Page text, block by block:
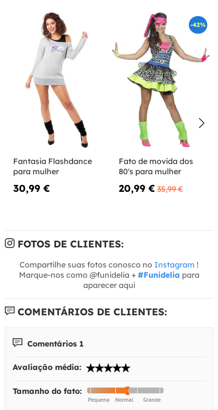
Fantasia Flashdance
para mulher
30,99 €
-42%
Fato de movida dos
80's para mulher
20,99 € 35,99 €
FOTOS DE CLIENTES:
Compartilhe suas fotos conosco no Instagram !
Marque-nos como @funidelia + #Funidelia para
aparecer aqui
COMENTÁRIOS DE CLIENTES:
Comentários 1
Avaliação média:
Tamanho do fato: